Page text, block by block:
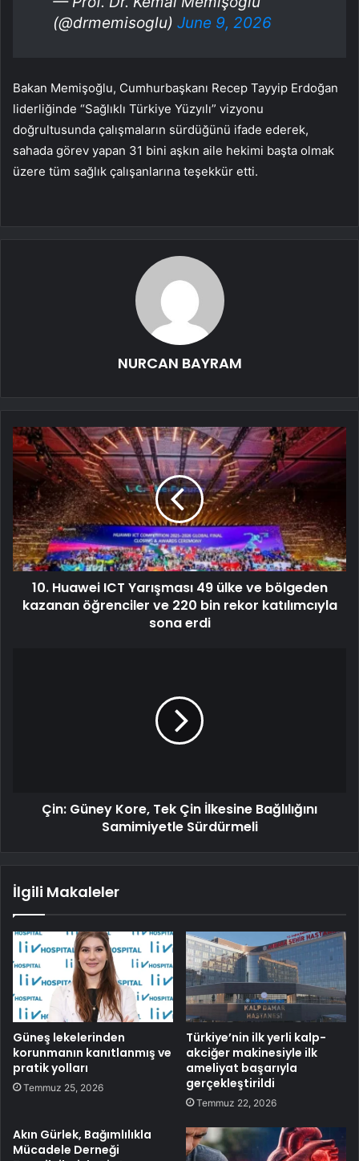
(@drmemisoglu) June 9, 2026
Bakan Memişoğlu, Cumhurbaşkanı Recep Tayyip Erdoğan
liderliğinde “Sağlıklı Türkiye Yüzyılı” vizyonu
doğrultusunda çalışmaların sürdüğünü ifade ederek,
sahada görev yapan 31 bini aşkın aile hekimi başta olmak
üzere tüm sağlık çalışanlarına teşekkür etti.
NURCAN BAYRAM
10. Huawei ICT Yarışması 49 ülke ve bölgeden
kazanan öğrenciler ve 220 bin rekor katılımcıyla
sona erdi
Çin: Güney Kore, Tek Çin İlkesine Bağlılığını
Samimiyetle Sürdürmeli
İlgili Makaleler
Güneş lekelerinden
korunmanın kanıtlanmış ve
pratik yolları
Temmuz 25, 2026
Türkiye’nin ilk yerli kalp-
akciğer makinesiyle ilk
ameliyat başarıyla
gerçekleştirildi
Temmuz 22, 2026
Akın Gürlek, Bağımlılıkla
Mücadele Derneği